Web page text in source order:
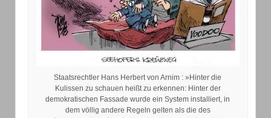
Staatsrechtler Hans Herbert von Arnim : »Hinter die
Kulissen zu schauen heißt zu erkennen: Hinter der
demokratischen Fassade wurde ein System installiert, in
dem völlig andere Regeln gelten als die des